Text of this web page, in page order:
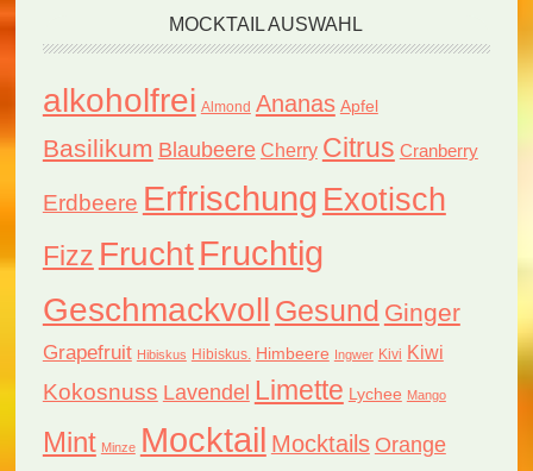
MOCKTAIL AUSWAHL
alkoholfrei Almond Ananas Apfel
Basilikum Blaubeere Cherry Citrus Cranberry
Erdbeere Erfrischung Exotisch
Fizz FruchtFruchtig
Geschmackvoll Gesund Ginger
Grapefruit Hibiskus Hibiskus. Himbeere Ingwer Kivi Kiwi
Kokosnuss Lavendel Limette Lychee Mango
Mint Minze Mocktail Mocktails Orange